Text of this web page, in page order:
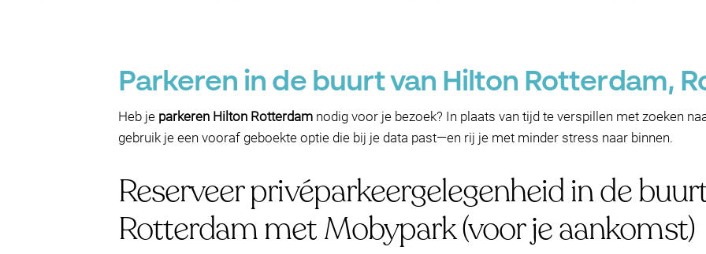
Parkeren in de buurt van Hilton Rotterdam,
Heb je parkeren Hilton Rotterdam nodig voor je bezoek? In plaats van tijd te verspillen met zoeken
gebruik je een vooraf geboekte optie die bij je data past—en rij je met minder stress naar binnen.
Reserveer privéparkeergelegenheid in de
Rotterdam met Mobypark (voor je aankomst)